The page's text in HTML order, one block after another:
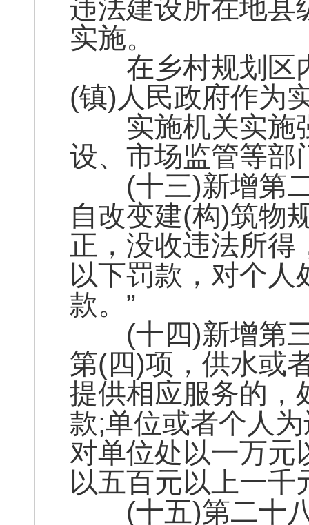
违法建设所在地县
实施。
在乡村规划区
(镇)人民政府作为
实施机关实施
设、市场监管等部
(十三)新增第二
自改变建(构)筑物
正，没收违法所得
以下罚款，对个
款。”
(十四)新增第三
第(四)项，供水或
提供相应服务的，
款;单位或者个人
对单位处以一万元
以五百元以上一千
(十五)第二十八